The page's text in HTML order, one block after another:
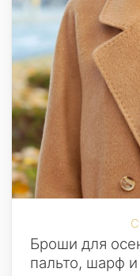
Броши для
пальто, шарф